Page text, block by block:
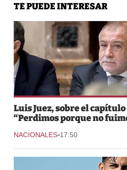
TE PUEDE INTERESAR
Luis Juez, sobre el
“Perdimos porque no
NACIONALES-17:50